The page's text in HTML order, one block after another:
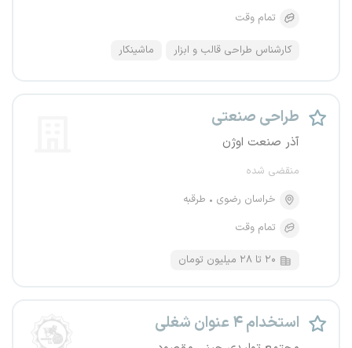
تمام وقت
کارشناس طراحی قالب و ابزار ماشینکار
طراحی صنعتی
آذر صنعت اوژن
منقضی شده
خراسان رضوی
طرقبه
تمام وقت
۲۰ تا ۲۸ میلیون تومان
استخدام ۴ عنوان شغلی